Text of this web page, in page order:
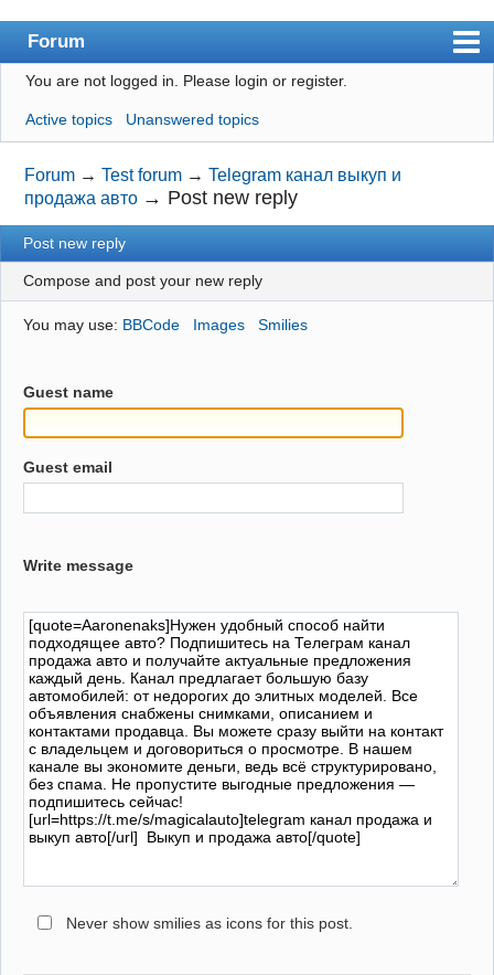
Forum
Index
User list
Search
Register
Login
You are not logged in. Please login or register.
Active topics Unanswered topics
Forum →Test forum →Telegram канал выкуп и
продажа авто → Post new reply
Post new reply
Compose and post your new reply
You may use: BBCode Images Smilies
Guest name
Guest email
Write message
Never show smilies as icons for this post.